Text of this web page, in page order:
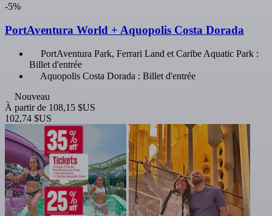
-5%
PortAventura World + Aquopolis Costa Dorada
PortAventura Park, Ferrari Land et Caribe Aquatic Park :
Billet d'entrée
Aquopolis Costa Dorada : Billet d'entrée
Nouveau
À partir de 108,15 $US
102,74 $US